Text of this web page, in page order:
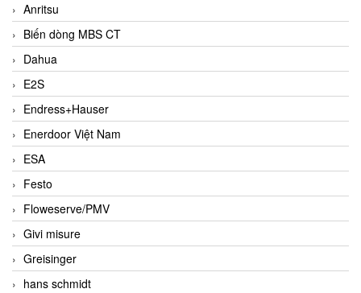
Anritsu
Biến dòng MBS CT
Dahua
E2S
Endress+Hauser
Enerdoor Việt Nam
ESA
Festo
Floweserve/PMV
Givi misure
Greisinger
hans schmidt